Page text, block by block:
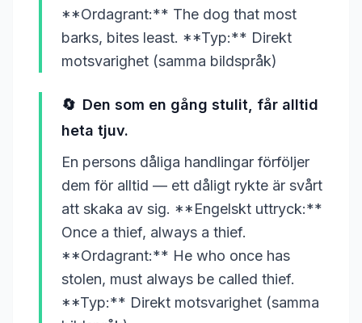
**Ordagrant:** The dog that most
barks, bites least. **Typ:** Direkt
motsvarighet (samma bildspråk)
🔄 Den som en gång stulit, får alltid
heta tjuv.
En persons dåliga handlingar förföljer
dem för alltid — ett dåligt rykte är svårt
att skaka av sig. **Engelskt uttryck:**
Once a thief, always a thief.
**Ordagrant:** He who once has
stolen, must always be called thief.
**Typ:** Direkt motsvarighet (samma